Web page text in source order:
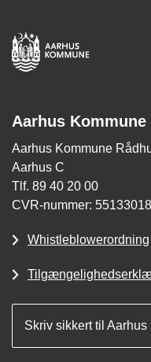
Aarhus Kommune
Aarhus Kommune
Aarhus C
Tlf. 89 40 20 00
CVR-nummer: 55133018
Whistleblowerordning
Skriv sikkert til